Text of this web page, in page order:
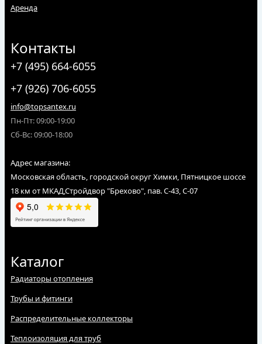
Аренда
Контакты
+7 (495) 664-6055
+7 (926) 706-6055
info@topsantex.ru
Пн-Пт: 09:00-19:00
Сб-Вс: 09:00-18:00
Адрес магазина:
Московская область, городской округ Химки, Пятницкое шоссе
18 км от МКАД,Стройдвор "Брехово", пав. С-43, С-07
Каталог
Радиаторы отопления
Трубы и фитинги
Распределительные коллекторы
Теплоизоляция для труб